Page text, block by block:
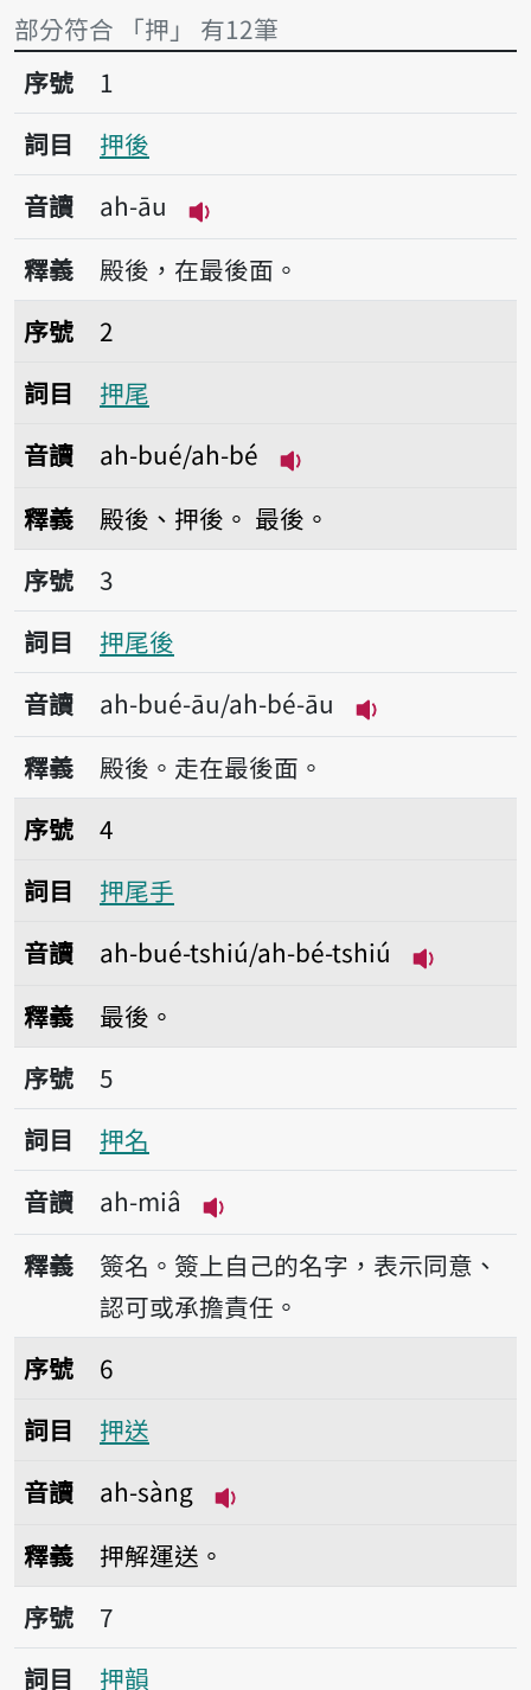
部分符合 「押」 有12筆
序號1押後
序號
1
詞目
押後
音讀
ah-āu
播放音讀ah-āu
釋義
殿後，在最後面。
序號2押尾
序號
2
詞目
押尾
音讀
ah-bué/ah-bé
釋義 殿後、押後。 最後。
序號3押尾後
序號
3
詞目
押尾後
音讀
ah-bué-āu/ah-bé-āu
播放音讀ah-
釋義
殿後。走在最後面。
序號4押尾手
序號
4
詞目
押尾手
音讀
ah-bué-tshiú/ah-bé-tshiú
釋義
最後。
序號5押名
序號
5
詞目
押名
音讀
ah-miâ
播放音讀ah-miâ
釋義
簽名。簽上自己的名字，表示同意、
認可或承擔責任。
序號6押送
序號
6
詞目
押送
音讀
ah-sàng
釋義
押解運送。
序號7押韻
序號
7
詞目
押韻